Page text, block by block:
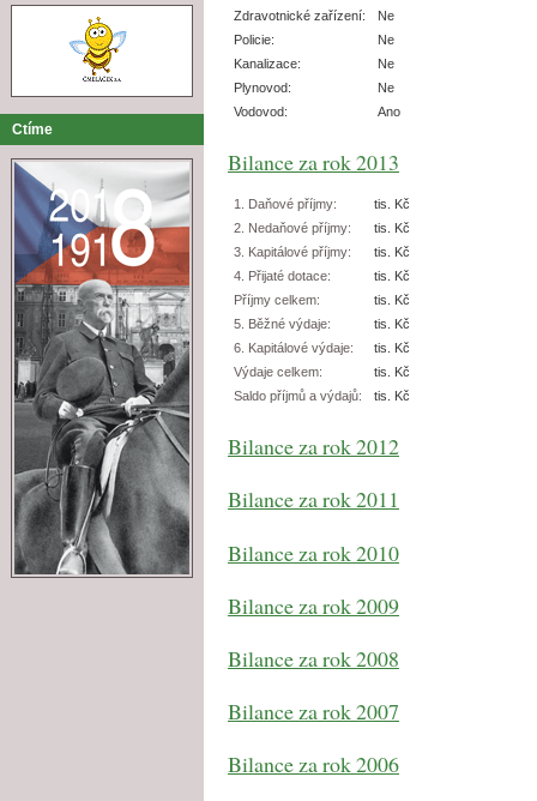
Ctíme
Zdravotnické zařízení:
Ne
Policie:
Ne
Kanalizace:
Ne
Plynovod:
Ne
Vodovod:
Ano
Bilance za rok 2013
1. Daňové příjmy:
tis. Kč
2. Nedaňové příjmy:
tis. Kč
3. Kapitálové příjmy:
tis. Kč
4. Přijaté dotace:
tis. Kč
Příjmy celkem:
tis. Kč
5. Běžné výdaje:
tis. Kč
6. Kapitálové výdaje:
tis. Kč
Výdaje celkem:
tis. Kč
Saldo příjmů a výdajů:
tis. Kč
Bilance za rok 2012
Bilance za rok 2011
Bilance za rok 2010
Bilance za rok 2009
Bilance za rok 2008
Bilance za rok 2007
Bilance za rok 2006